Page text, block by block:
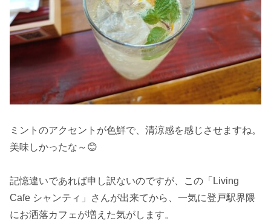
ミントのアクセントが色鮮で、清涼感を感じさせますね。
美味しかったな～😊
記憶違いであれば申し訳ないのですが、この「Living
Cafe シャンティ」さんが出来てから、一気に登戸駅界隈
にお洒落カフェが増えた気がします。